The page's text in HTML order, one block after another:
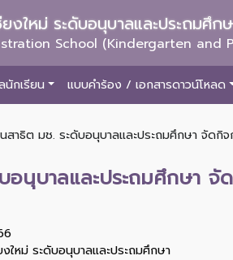
งใหม่ ระดับอนุบาลและประถมศึก
School (Kindergarten and
นักเรียน แบบคำร้อง / เอกสารดาวน์โหลด
นสาธิต มช. ระดับอนุบาลและประถมศึกษา จัด
อนุบาลและประถมศึกษา
ใหม่ ระดับอนุบาลและประถมศึกษา